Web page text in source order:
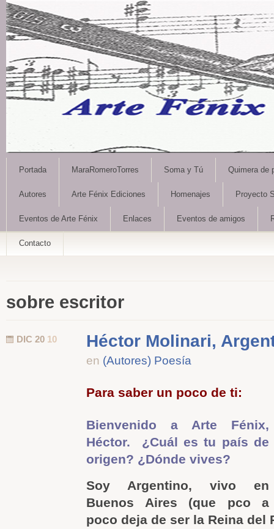
Portada MaraRomeroTorres Soma y Tú Quimera de
Autores Arte Fénix Ediciones Homenajes Proyecto
Eventos de Arte Fénix Enlaces Eventos de amigos
Contacto
sobre escritor
DIC 20 10 Héctor Molinari,
en (Autores) Poesía
Para saber un poco de ti:
Bienvenido a Arte Fénix,
Héctor. ¿Cuál es tu país de
origen? ¿Dónde vives?
Soy Argentino, vivo en
Buenos Aires (que pco a
poco deja de ser la Reina del